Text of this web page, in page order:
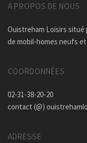
A PROPOS DE NOUS
Ouistreham Loisirs situé
de mobil-homes neufs et
COORDONNÉES
02-31-38-20-20
contact (@)
ADRESSE